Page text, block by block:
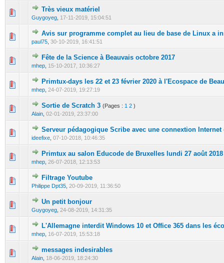
Très vieux matériel
Guygoyeg 17-11-2019, 15:04:51
0 Votes - 0 sur 5 en moyenne
Avis sur programme complet au lieu de base de Linux a
paul75 30-10-2019, 16:41:51
0 Votes - 0 sur 5 en moyenne
12345
Fête de la Science à Beauvais octobre 2017
mhep 15-10-2017, 10:36:27
0 Votes - 0 sur 5 en moyenne
12345
Primtux-days les 22 et 23 février 2020 à l'Ecospace de
mhep 24-07-2019, 19:27:19
0 Votes - 0 sur 5 en moyenne
12 34 5
Sortie de Scratch 3 (Pages : 1 2 )
Alain 02-01-2019, 23:37:00
0 Votes - 0 sur 5 en moyenne
1234 5
Serveur pédagogique Scribe avec une connextion Internet
ideefixe 07-10-2018, 10:46:35
0 Votes - 0 sur 5 en moyenne
1234 5
Primtux au salon Educode de Bruxelles lundi 27 août 2018
mhep 26-07-2018, 12:13:53
0 Votes - 0 sur 5 en moyenne
12345
Filtrage Youtube
Philippe Dpt35 20-09-2019, 11:36:50
0 Votes - 0 sur 5 en moyenne
Un petit bonjour
Guygoyeg 24-08-2019, 14:31:35
0 Votes - 0 sur 5 en moyenne
L'Allemagne interdit Windows 10 et Office 365 dans les
mhep 16-07-2019, 15:53:18
0 Votes - 0 sur 5 en moyenne
12345
messages indesirables
Alain 18-06-2019, 18:24:30
0 Votes - 0 sur 5 en moyenne
123